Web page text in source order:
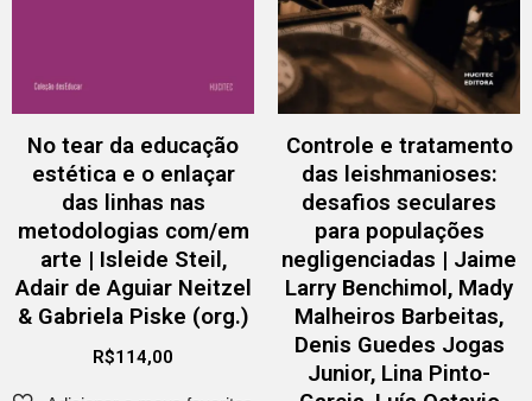
No tear da educação
estética e o enlaçar
das linhas nas
metodologias com/em
arte | Isleide Steil,
Adair de Aguiar Neitzel
& Gabriela Piske (org.)
R$114,00
Controle e tratamento
das leishmanioses:
desafios seculares
para populações
negligenciadas | Jaime
Larry Benchimol, Mady
Malheiros Barbeitas,
Denis Guedes Jogas
Junior, Lina Pinto-